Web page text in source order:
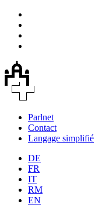
Parlnet
Contact
Langage simplifié
DE
FR
IT
RM
EN